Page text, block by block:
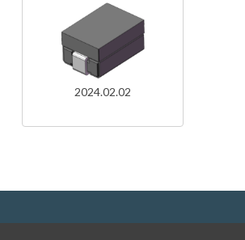
2024.02.02